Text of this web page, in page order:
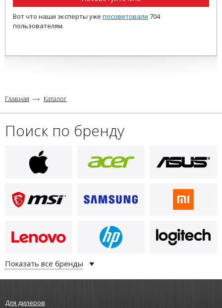
Вот что наши эксперты уже посоветовали 704
пользователям.
Главная Каталог
Поиск по бренду
Показать все бренды
Для дилеров